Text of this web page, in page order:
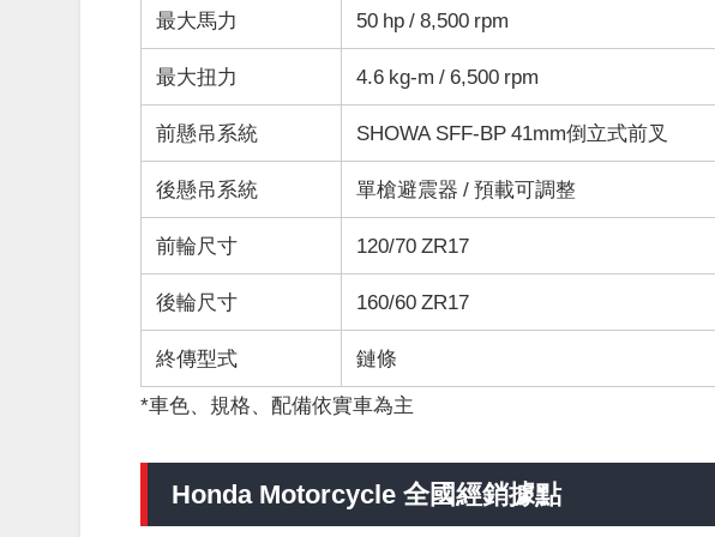
最大馬力 50 hp / 8,500 rpm
最大扭力 4.6 kg-m / 6,500 rpm
前懸吊系統 SHOWA SFF-BP 41mm倒立式前叉
後懸吊系統 單槍避震器 / 預載可調整
前輪尺寸 120/70 ZR17
後輪尺寸 160/60 ZR17
終傳型式 鏈條
*車色、規格、配備依實車為主
Honda Motorcycle全國經銷據點